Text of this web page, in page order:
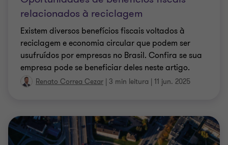
relacionados à reciclagem
Existem diversos benefícios fiscais voltados à
reciclagem e economia circular que podem ser
usufruídos por empresas no Brasil. Confira se sua
empresa pode se beneficiar deles neste artigo.
Renato Correa Cezar | 3 min leitura | 11 jun. 2025